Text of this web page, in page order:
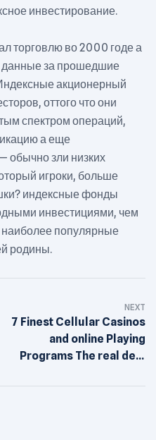
инвестирование.
торговлю во 2000 годе а
данные за прошедшие
акционерный
оттого что они
спектром операций,
а еще
обычно зли низких
игроки, больше
индексные фонды
инвестициями, чем
наиболее популярные
родины.
NEXT
7 Finest Cellular Casinos
and online Playing
Programs The real deal